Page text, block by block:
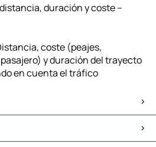
duración y coste –
coste (peajes,
y duración del trayecto
en cuenta el tráfico